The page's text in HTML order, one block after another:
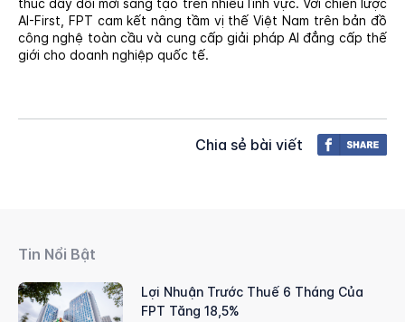
thúc đẩy đổi mới sáng tạo trên nhiều lĩnh vực. Với chiến lược
AI-First, FPT cam kết nâng tầm vị thế Việt Nam trên bản đồ
công nghệ toàn cầu và cung cấp giải pháp AI đẳng cấp thế
giới cho doanh nghiệp quốc tế.
Chia sẻ bài viết
Tin Nổi Bật
Lợi Nhuận Trước Thuế 6 Tháng Của
FPT Tăng 18,5%